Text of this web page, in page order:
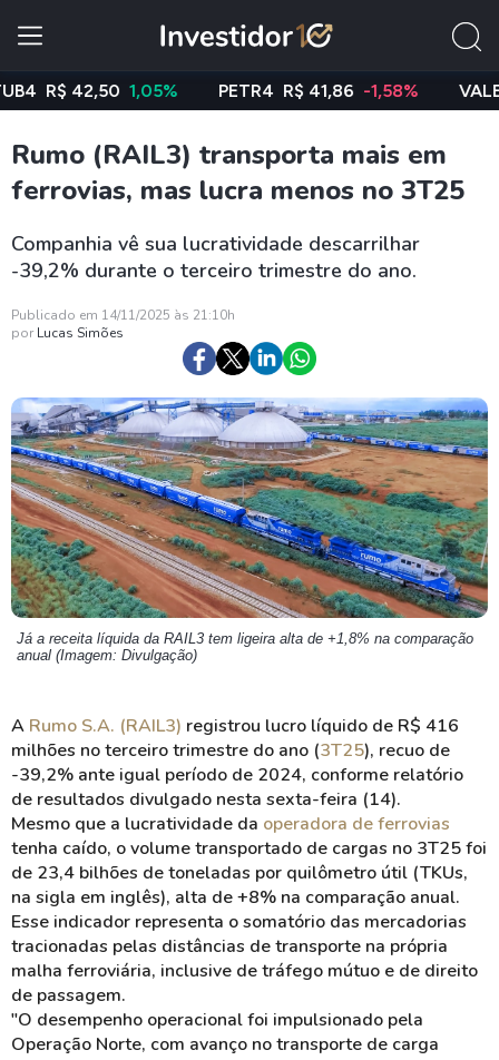
42,50 1,05% PETR4 R$ 41,86 -1,58% VALE3
Rumo (RAIL3) transporta mais em
ferrovias, mas lucra menos no 3T25
Companhia vê sua lucratividade descarrilhar
-39,2% durante o terceiro trimestre do ano.
Publicado em 14/11/2025 às 21:10h
por Lucas Simões
Já a receita líquida da RAIL3 tem ligeira alta de +1,8% na comparação
anual (Imagem: Divulgação)
A Rumo S.A. (RAIL3) registrou lucro líquido de R$ 416
milhões no terceiro trimestre do ano (3T25), recuo de
-39,2% ante igual período de 2024, conforme relatório
de resultados divulgado nesta sexta-feira (14).
Mesmo que a lucratividade da operadora de ferrovias
tenha caído, o volume transportado de cargas no 3T25 foi
de 23,4 bilhões de toneladas por quilômetro útil (TKUs,
na sigla em inglês), alta de +8% na comparação anual.
Esse indicador representa o somatório das mercadorias
tracionadas pelas distâncias de transporte na própria
malha ferroviária, inclusive de tráfego mútuo e de direito
de passagem.
"O desempenho operacional foi impulsionado pela
Operação Norte, com avanço no transporte de carga